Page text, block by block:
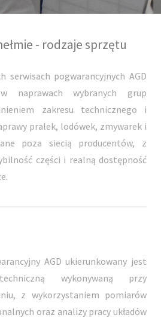
- rodzaje sprzętu
serwisach pogwarancyjnych AGD
w naprawach wybranych grup
zakresu technicznego i
pralek, lodówek, zmywarek i
poza siecią producentów, z
części i realną dostępność
AGD ukierunkowany jest
wykonywaną przy
z wykorzystaniem pomiarów
oraz analizy pracy układów